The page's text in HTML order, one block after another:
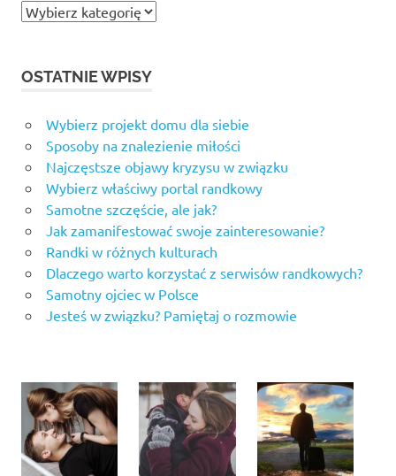
Kategorie
OSTATNIE WPISY
Wybierz projekt domu dla siebie
Sposoby na znalezienie miłości
Najczęstsze objawy kryzysu w związku
Wybierz właściwy portal randkowy
Samotne szczęście, ale jak?
Jak zamanifestować swoje zainteresowanie?
Randki w różnych kulturach
Dlaczego warto korzystać z serwisów randkowych?
Samotny ojciec w Polsce
Jesteś w związku? Pamiętaj o rozmowie